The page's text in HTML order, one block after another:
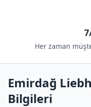
Her zaman
Emirdağ
Bilgileri